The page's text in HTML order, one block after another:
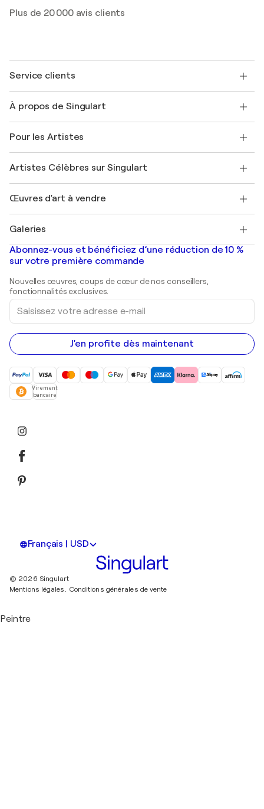
Plus de 20 000 avis clients
Service clients
Expédition
Offrir une carte cadeau
Rejoignez notre programme commercial
Mon compte
+33 1 76 44 06 42
À propos de Singulart
FAQ
Magazine Singulart
Emplois
Découvrez une sélection d'art original
Pour les Artistes
Se connecter en tant qu'Artiste
Artistes Célèbres sur Singulart
Marc Chagall
Banksy
Mr. Brainwash
Shepard Fairey
Œuvres d'art à vendre
Tableaux abstraits à vendre
Peintures de paysage
Estampes
Peintures acryliques
Galeries
Galeries d'art en France
Galeries d'art en Belgique
Abonnez-vous et bénéficiez d’une réduction de 10 %
sur votre première commande
Nouvelles œuvres, coups de cœur de nos conseillers,
fonctionnalités exclusives.
Saisissez
votre
adresse
e-
mail
J'en profite dès maintenant
Virement
bancaire
Français | USD
© 2026 Singulart
Mentions légales. Conditions générales de vente
Peintre